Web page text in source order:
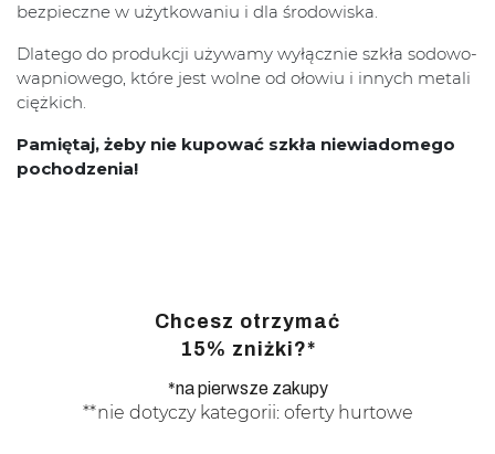
bezpieczne w użytkowaniu i dla środowiska.
Dlatego do produkcji używamy wyłącznie szkła sodowo-
wapniowego, które jest wolne od ołowiu i innych metali
ciężkich.
Pamiętaj, żeby nie kupować szkła niewiadomego
pochodzenia!
Chcesz otrzymać
15% zniżki?*
*na pierwsze zakupy
**nie dotyczy kategorii: oferty hurtowe